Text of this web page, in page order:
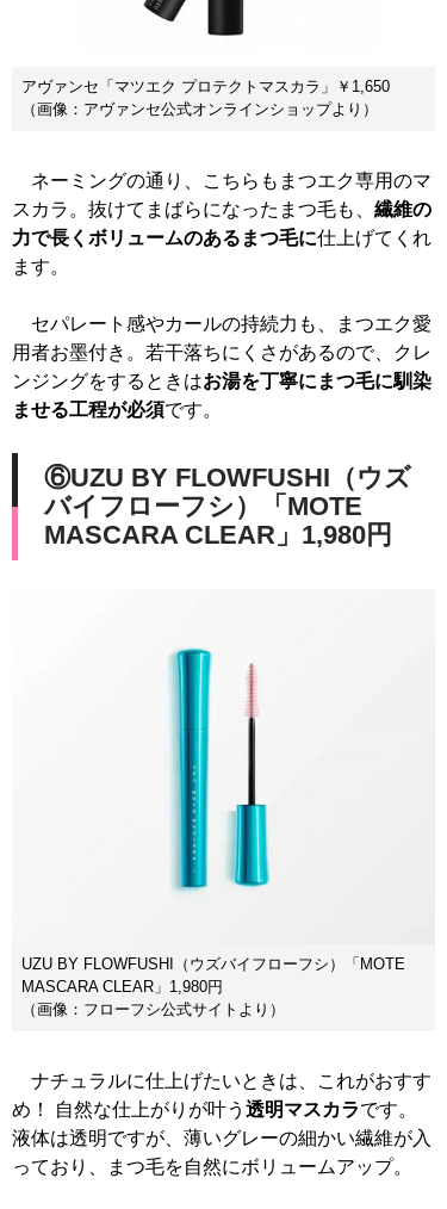
アヴァンセ「マツエク プロテクトマスカラ」￥1,650
（画像：アヴァンセ公式オンラインショップより）
ネーミングの通り、こちらもまつエク専用のマ
スカラ。抜けてまばらになったまつ毛も、 繊維の
力で長くボリュームのあるまつ毛に仕上げてくれ
ます。
セパレート感やカールの持続力も、まつエク愛
用者お墨付き。若干落ちにくさがあるので、クレ
ンジングをするときはお湯を丁寧にまつ毛に馴染
ませる工程が必須です。
⑥UZU BY FLOWFUSHI（ウズ
バイフローフシ）「MOTE
MASCARA CLEAR」1,980円
UZU BY FLOWFUSHI（ウズバイフローフシ）「MOTE
MASCARA CLEAR」1,980円
（画像：フローフシ公式サイトより）
ナチュラルに仕上げたいときは、これがおすす
め！ 自然な仕上がりが叶う 透明マスカラです。
液体は透明ですが、薄いグレーの細かい繊維が入
っており、まつ毛を自然にボリュームアップ。